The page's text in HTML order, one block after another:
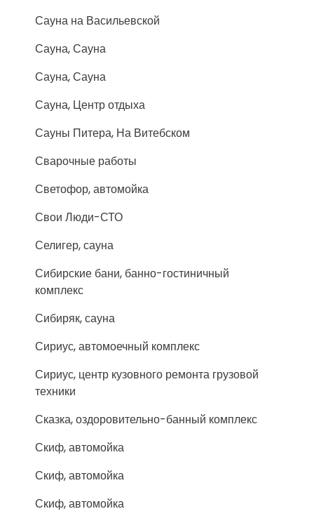
Сауна на Васильевской
Сауна, Сауна
Сауна, Сауна
Сауна, Центр отдыха
Сауны Питера, На Витебском
Сварочные работы
Светофор, автомойка
Свои Люди-СТО
Селигер, сауна
Сибирские бани, банно-гостиничный
комплекс
Сибиряк, сауна
Сириус, автомоечный комплекс
Сириус, центр кузовного ремонта грузовой
техники
Сказка, оздоровительно-банный комплекс
Скиф, автомойка
Скиф, автомойка
Скиф, автомойка